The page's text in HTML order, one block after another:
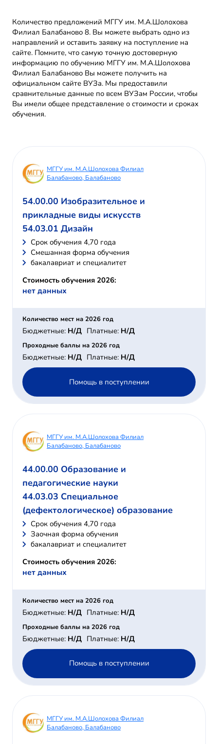
Количество предложений МГГУ им. М.А.Шолохова
Филиал Балабаново 8. Вы можете выбрать одно из
направлений и оставить заявку на поступление на
сайте. Помните, что самую точную достоверную
информацию по обучению МГГУ им. М.А.Шолохова
Филиал Балабаново Вы можете получить на
официальном сайте ВУЗа. Мы предоставили
сравнительные данные по всем ВУЗам России, чтобы
Вы имели общее представление о стоимости и сроках
обучения.
МГГУ им. М.А.Шолохова Филиал
Балабаново, Балабаново
54.00.00 Изобразительное и
прикладные виды искусств
54.03.01 Дизайн
Cрок обучения 4,70 года
Смешанная форма обучения
бакалавриат и специалитет
Стоимость обучения 2026:
нет данных
Количество мест на 2026 год
Бюджетные: Н/Д Платные: Н/Д
Проходные баллы на 2026 год
Бюджетные: Н/Д Платные: Н/Д
Помощь в поступлении
МГГУ им. М.А.Шолохова Филиал
Балабаново, Балабаново
44.00.00 Образование и
педагогические науки
44.03.03 Специальное
(дефектологическое) образование
Cрок обучения 4,70 года
Заочная форма обучения
бакалавриат и специалитет
Стоимость обучения 2026:
нет данных
Количество мест на 2026 год
Бюджетные: Н/Д Платные: Н/Д
Проходные баллы на 2026 год
Бюджетные: Н/Д Платные: Н/Д
Помощь в поступлении
МГГУ им. М.А.Шолохова Филиал
Балабаново, Балабаново